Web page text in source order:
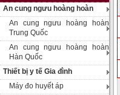
An cung ngưu hoàng hoàn
An cung ngưu hoàng hoàn
Trung Quốc
An cung ngưu hoàng hoàn
Hàn Quốc
Thiết bị y tế Gia đình
Máy đo huyết áp